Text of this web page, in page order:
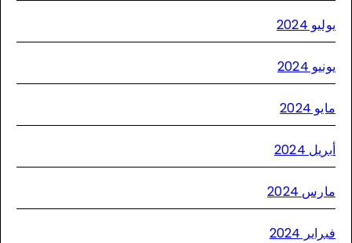
2024
2024
2024
2024
2024